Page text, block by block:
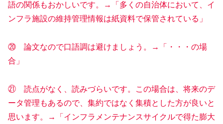
語の関係もおかしいです。→「多くの自治体において、イ
ンフラ施設の維持管理情報は紙資料で保管されている」
⑳ 論文なので口語調は避けましょう。→「・・・の場
合」
㉑ 読点がなく、読みづらいです。この場合は、将来のデ
ータ管理もあるので、集約ではなく集積とした方が良いと
思います。→「インフラメンテナンスサイクルで得た膨大